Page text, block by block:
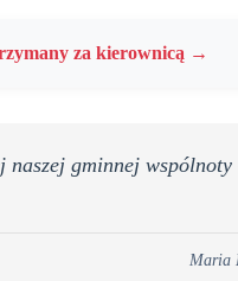
za kierownicą →
gminnej wspólnoty
Maria